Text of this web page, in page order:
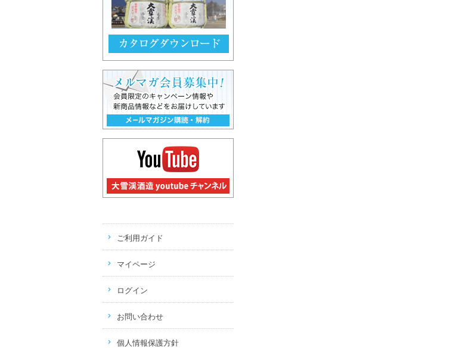
ご利用ガイド
マイページ
ログイン
お問い合わせ
個人情報保護方針